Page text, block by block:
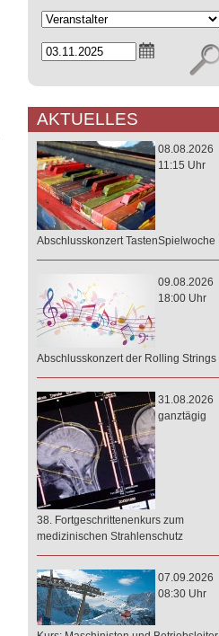
AKTUELLES
08.08.2026
11:15 Uhr
Abschlusskonzert TastenSpielwoche
09.08.2026
18:00 Uhr
Abschlusskonzert der Rolling Strings
31.08.2026
ganztägig
38. Fortgeschrittenenkurs zum
medizinischen Strahlenschutz
07.09.2026
08:30 Uhr